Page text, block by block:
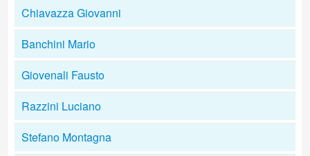
Chiavazza Giovanni
Banchini Mario
Giovenali Fausto
Razzini Luciano
Stefano Montagna